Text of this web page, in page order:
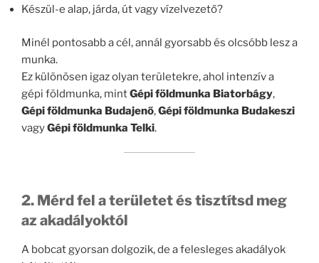
Készül-e alap, járda, út vagy vízelvezető?
Minél pontosabb a cél, annál gyorsabb és olcsóbb lesz a
munka.
Ez különösen igaz olyan területekre, ahol intenzív a
gépi földmunka, mintGépi földmunka Biatorbágy,
Gépi földmunka Budajenő,Gépi földmunka Budakeszi
vagyGépi földmunka Telki.
2. Mérd fel a területet és tisztítsd meg
az akadályoktól
A bobcat gyorsan dolgozik, de a felesleges akadályok